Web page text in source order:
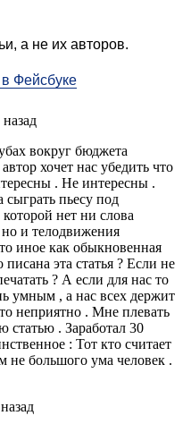
а не их авторов.
в Фейсбуке